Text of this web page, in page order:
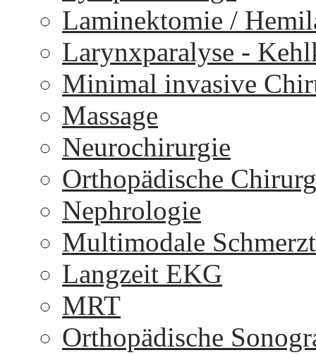
Laminektomie /
Larynxparalyse -
Minimal invasive
Massage
Neurochirurgie
Orthopädische
Nephrologie
Multimodale
Langzeit EKG
MRT
Orthopädische